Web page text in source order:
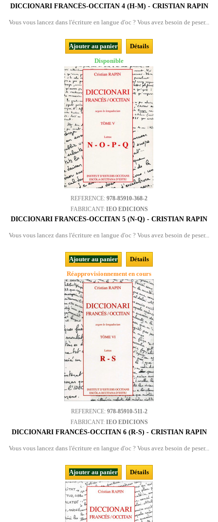
DICCIONARI FRANCÉS-OCCITAN 4 (H-M) - CRISTIAN RAPIN
Vous vous lancez dans l'écriture en langue d'oc ? Vous avez besoin de peser...
Ajouter au panier
Détails
Disponible
REFERENCE: 978-85910-368-2
FABRICANT: IEO EDICIONS
DICCIONARI FRANCÉS-OCCITAN 5 (N-Q) - CRISTIAN RAPIN
Vous vous lancez dans l'écriture en langue d'oc ? Vous avez besoin de peser...
Ajouter au panier
Détails
Réapprovisionnement en cours
REFERENCE: 978-85910-511-2
FABRICANT: IEO EDICIONS
DICCIONARI FRANCÉS-OCCITAN 6 (R-S) - CRISTIAN RAPIN
Vous vous lancez dans l'écriture en langue d'oc ? Vous avez besoin de peser...
Ajouter au panier Détails